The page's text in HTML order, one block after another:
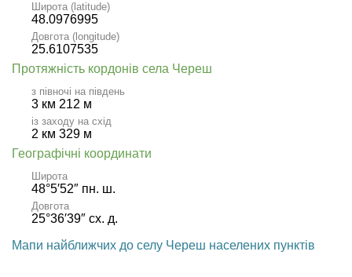
Широта (latitude)
48.0976995
Довгота (longitude)
25.6107535
Протяжність кордонів села Череш
з півночі на південь
3 км 212 м
із заходу на схід
2 км 329 м
Географічні координати
Широта
48°5′52″ пн. ш.
Довгота
25°36′39″ сх. д.
Мапи найближчих до селу Череш населених пунктів